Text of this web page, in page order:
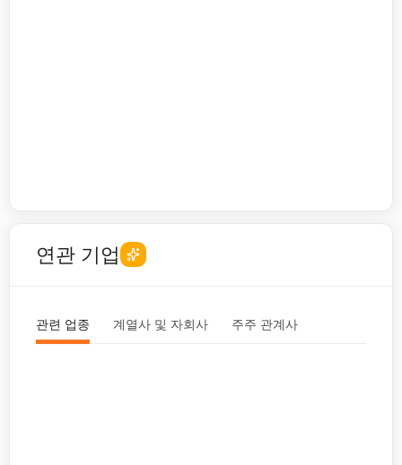
연관 기업
관련 업종 계열사 및 자회사 주주 관계사